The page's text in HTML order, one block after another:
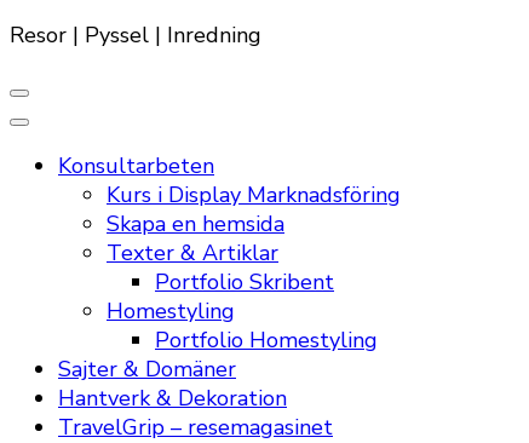
Resor | Pyssel | Inredning
Konsultarbeten
Kurs i Display Marknadsföring
Skapa en hemsida
Texter & Artiklar
Portfolio Skribent
Homestyling
Portfolio Homestyling
Sajter & Domäner
Hantverk & Dekoration
TravelGrip – resemagasinet